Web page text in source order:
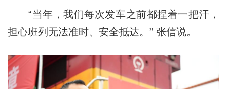
“当年，我们每次发车之前都捏着一把汗，
担心班列无法准时、安全抵达。” 张信说。